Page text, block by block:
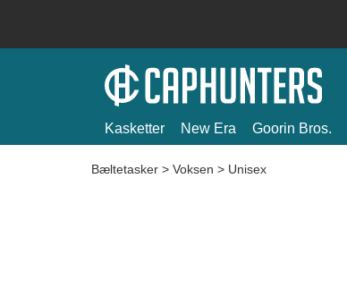
Kasketter New Era Goorin Bros.
Bæltetasker > Voksen > Unisex